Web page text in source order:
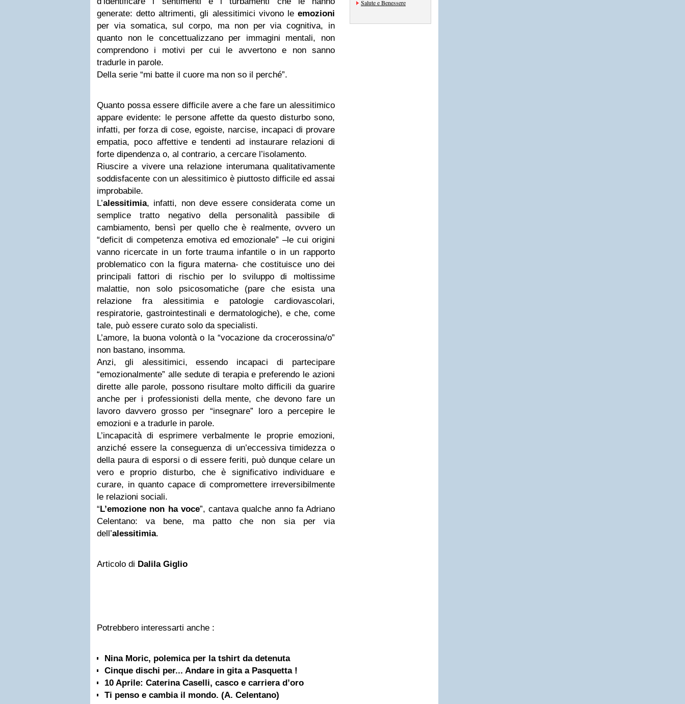
generate: detto altrimenti, gli alessitimici vivono le emozioni
per via somatica, sul corpo, ma non per via cognitiva, in
quanto non le concettualizzano per immagini mentali, non
comprendono i motivi per cui le avvertono e non sanno
tradurle in parole.
Della serie “mi batte il cuore ma non so il perché”.
Quanto possa essere difficile avere a che fare un alessitimico
appare evidente: le persone affette da questo disturbo sono,
infatti, per forza di cose, egoiste, narcise, incapaci di provare
empatia, poco affettive e tendenti ad instaurare relazioni di
forte dipendenza o, al contrario, a cercare l’isolamento.
Riuscire a vivere una relazione interumana qualitativamente
soddisfacente con un alessitimico è piuttosto difficile ed assai
improbabile.
L’alessitimia, infatti, non deve essere considerata come un
semplice tratto negativo della personalità passibile di
cambiamento, bensì per quello che è realmente, ovvero un
“deficit di competenza emotiva ed emozionale” –le cui origini
vanno ricercate in un forte trauma infantile o in un rapporto
problematico con la figura materna- che costituisce uno dei
principali fattori di rischio per lo sviluppo di moltissime
malattie, non solo psicosomatiche (pare che esista una
relazione fra alessitimia e patologie cardiovascolari,
respiratorie, gastrointestinali e dermatologiche), e che, come
tale, può essere curato solo da specialisti.
L’amore, la buona volontà o la “vocazione da crocerossina/o”
non bastano, insomma.
Anzi, gli alessitimici, essendo incapaci di partecipare
“emozionalmente” alle sedute di terapia e preferendo le azioni
dirette alle parole, possono risultare molto difficili da guarire
anche per i professionisti della mente, che devono fare un
lavoro davvero grosso per “insegnare” loro a percepire le
emozioni e a tradurle in parole.
L’incapacità di esprimere verbalmente le proprie emozioni,
anziché essere la conseguenza di un’eccessiva timidezza o
della paura di esporsi o di essere feriti, può dunque celare un
vero e proprio disturbo, che è significativo individuare e
curare, in quanto capace di compromettere irreversibilmente
le relazioni sociali.
“L’emozione non ha voce”, cantava qualche anno fa Adriano
Celentano: va bene, ma patto che non sia per via
dell’alessitimia.
Articolo di Dalila Giglio
Potrebbero interessarti anche :
Nina Moric, polemica per la tshirt da detenuta
Cinque dischi per... Andare in gita a Pasquetta !
10 Aprile: Caterina Caselli, casco e carriera d’oro
Ti penso e cambia il mondo. (A. Celentano)
Salute e Benessere